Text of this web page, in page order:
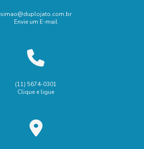
simao@duplojato.com.br
Envie um E-mail
(11) 5674-0301
Clique e ligue